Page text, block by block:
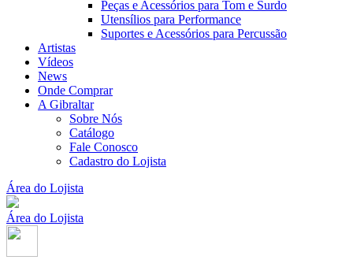
Peças e Acessórios para Tom e Surdo
Utensílios para Performance
Suportes e Acessórios para Percussão
Artistas
Vídeos
News
Onde Comprar
A Gibraltar
Sobre Nós
Catálogo
Fale Conosco
Cadastro do Lojista
Área do Lojista
Área do Lojista